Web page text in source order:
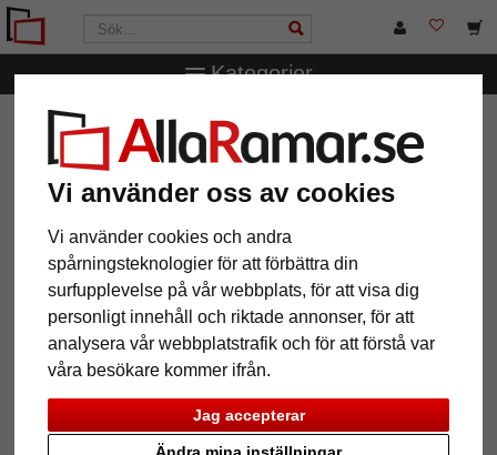
Vi använder oss av cookies
Vi använder cookies och andra
spårningsteknologier för att förbättra din
surfupplevelse på vår webbplats, för att visa dig
personligt innehåll och riktade annonser, för att
analysera vår webbplatstrafik och för att förstå var
våra besökare kommer ifrån.
Jag accepterar
Kategorier
AllaRamar.se Passepartouter
2,1 mm passepartout efter mått
2,1 mm passepartout efter mått